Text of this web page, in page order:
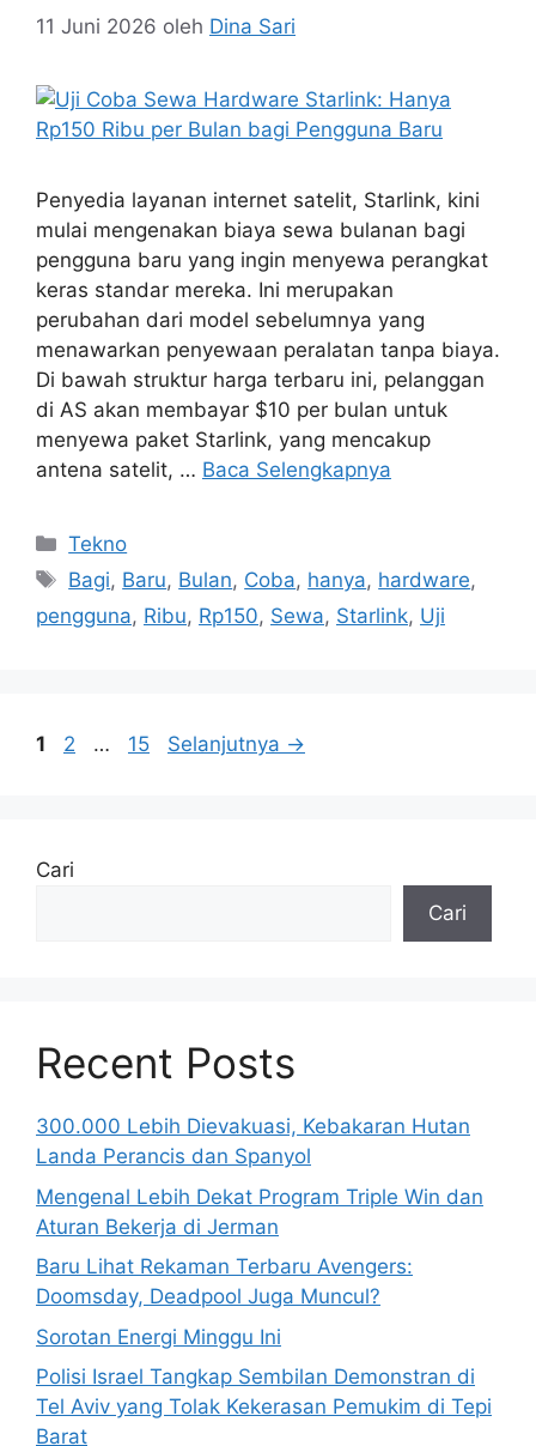
11 Juni 2026 oleh Dina Sari
Penyedia layanan internet satelit, Starlink, kini
mulai mengenakan biaya sewa bulanan bagi
pengguna baru yang ingin menyewa perangkat
keras standar mereka. Ini merupakan
perubahan dari model sebelumnya yang
menawarkan penyewaan peralatan tanpa biaya.
Di bawah struktur harga terbaru ini, pelanggan
di AS akan membayar $10 per bulan untuk
menyewa paket Starlink, yang mencakup
antena satelit, … Baca Selengkapnya
Kategori
Tekno
Tag
Bagi, Baru, Bulan, Coba, hanya, hardware,
pengguna, Ribu, Rp150, Sewa, Starlink, Uji
Halaman
1 Halaman
2 … Halaman
15 Selanjutnya →
Cari
Cari
Recent Posts
300.000 Lebih Dievakuasi, Kebakaran Hutan
Landa Perancis dan Spanyol
Mengenal Lebih Dekat Program Triple Win dan
Aturan Bekerja di Jerman
Baru Lihat Rekaman Terbaru Avengers:
Doomsday, Deadpool Juga Muncul?
Sorotan Energi Minggu Ini
Polisi Israel Tangkap Sembilan Demonstran di
Tel Aviv yang Tolak Kekerasan Pemukim di Tepi
Barat